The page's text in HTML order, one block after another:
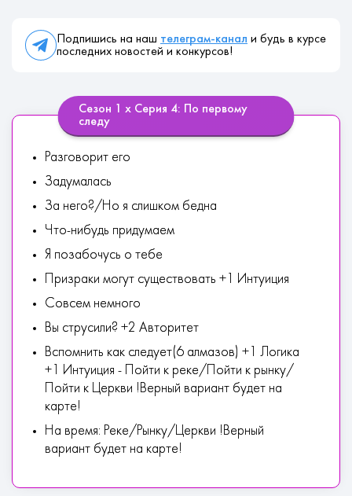
Подпишись на наш телеграм-канал и будь в курсе
последних новостей и конкурсов!
Сезон 1 х Серия 4: По первому
следу
Разговорит его
Задумалась
За него?/Но я слишком бедна
Что-нибудь придумаем
Я позабочусь о тебе
Призраки могут существовать +1 Интуиция
Совсем немного
Вы струсили? +2 Авторитет
Вспомнить как следует(6 алмазов) +1 Логика
+1 Интуиция - Пойти к реке/Пойти к рынку/
Пойти к Церкви !Верный вариант будет на
карте!
На время: Реке/Рынку/Церкви !Верный
вариант будет на карте!